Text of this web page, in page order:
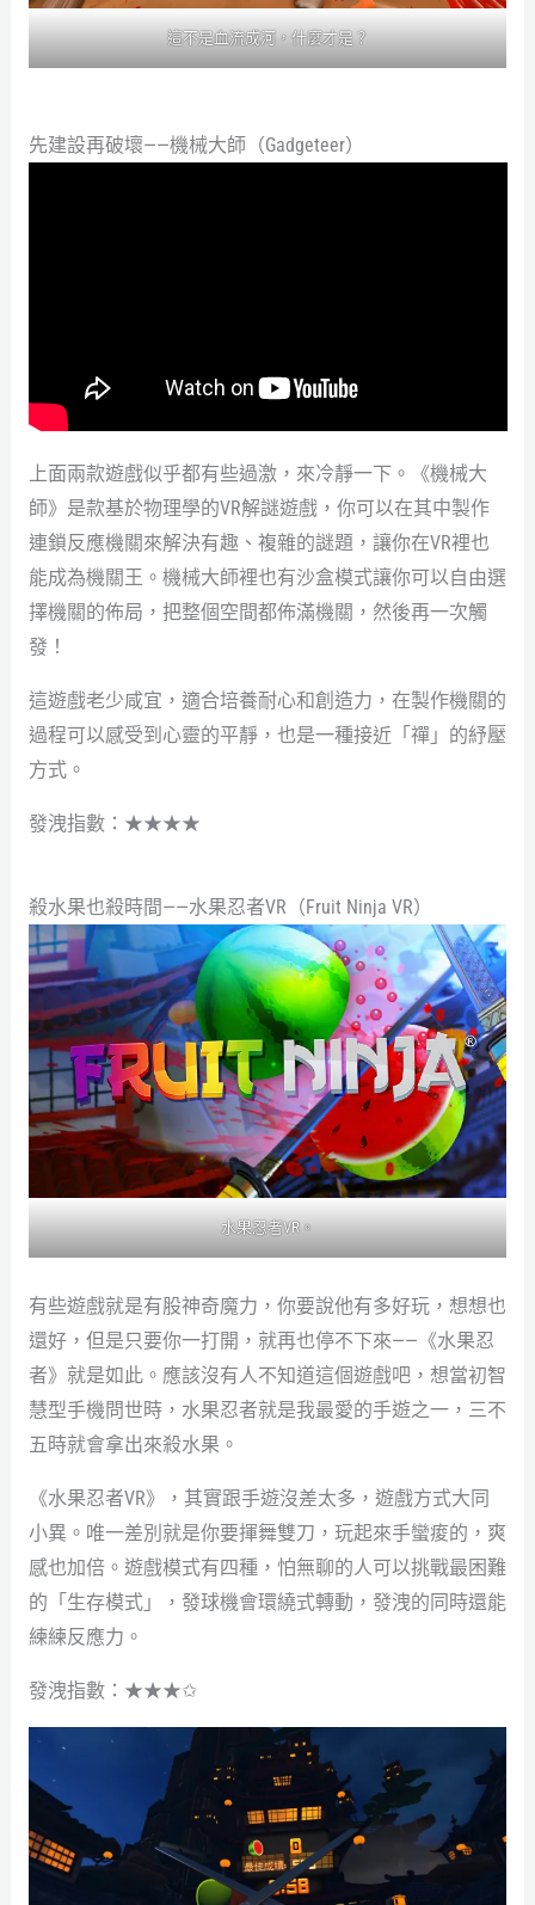
這不是血流成河，什麼才是？
先建設再破壞——機械大師（Gadgeteer）
上面兩款遊戲似乎都有些過激，來冷靜一下。《機械大
師》是款基於物理學的VR解謎遊戲，你可以在其中製作
連鎖反應機關來解決有趣、複雜的謎題，讓你在VR裡也
能成為機關王。機械大師裡也有沙盒模式讓你可以自由選
擇機關的佈局，把整個空間都佈滿機關，然後再一次觸
發！
這遊戲老少咸宜，適合培養耐心和創造力，在製作機關的
過程可以感受到心靈的平靜，也是一種接近「禪」的紓壓
方式。
發洩指數：★★★★
殺水果也殺時間——水果忍者VR（Fruit Ninja VR）
水果忍者VR。
有些遊戲就是有股神奇魔力，你要說他有多好玩，想想也
還好，但是只要你一打開，就再也停不下來——《水果忍
者》就是如此。應該沒有人不知道這個遊戲吧，想當初智
慧型手機問世時，水果忍者就是我最愛的手遊之一，三不
五時就會拿出來殺水果。
《水果忍者VR》，其實跟手遊沒差太多，遊戲方式大同
小異。唯一差別就是你要揮舞雙刀，玩起來手蠻痠的，爽
感也加倍。遊戲模式有四種，怕無聊的人可以挑戰最困難
的「生存模式」，發球機會環繞式轉動，發洩的同時還能
練練反應力。
發洩指數：★★★✩